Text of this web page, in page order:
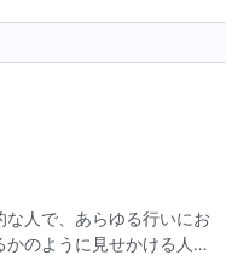
な人で、あらゆる行いにお
のように見せかける人の